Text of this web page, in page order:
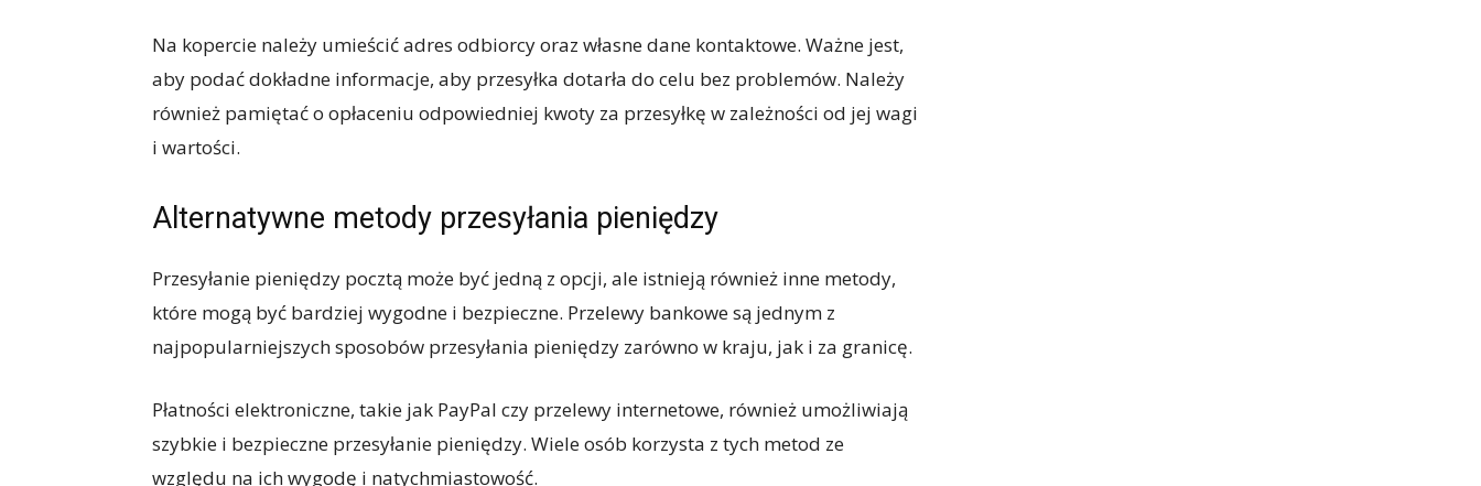
Na kopercie należy umieścić adres odbiorcy oraz własne dane kontaktowe. Ważne jest,
aby podać dokładne informacje, aby przesyłka dotarła do celu bez problemów. Należy
również pamiętać o opłaceniu odpowiedniej kwoty za przesyłkę w zależności od jej wagi
i wartości.
Alternatywne metody przesyłania pieniędzy
Przesyłanie pieniędzy pocztą może być jedną z opcji, ale istnieją również inne metody,
które mogą być bardziej wygodne i bezpieczne. Przelewy bankowe są jednym z
najpopularniejszych sposobów przesyłania pieniędzy zarówno w kraju, jak i za granicę.
Płatności elektroniczne, takie jak PayPal czy przelewy internetowe, również umożliwiają
szybkie i bezpieczne przesyłanie pieniędzy. Wiele osób korzysta z tych metod ze
względu na ich wygodę i natychmiastowość.